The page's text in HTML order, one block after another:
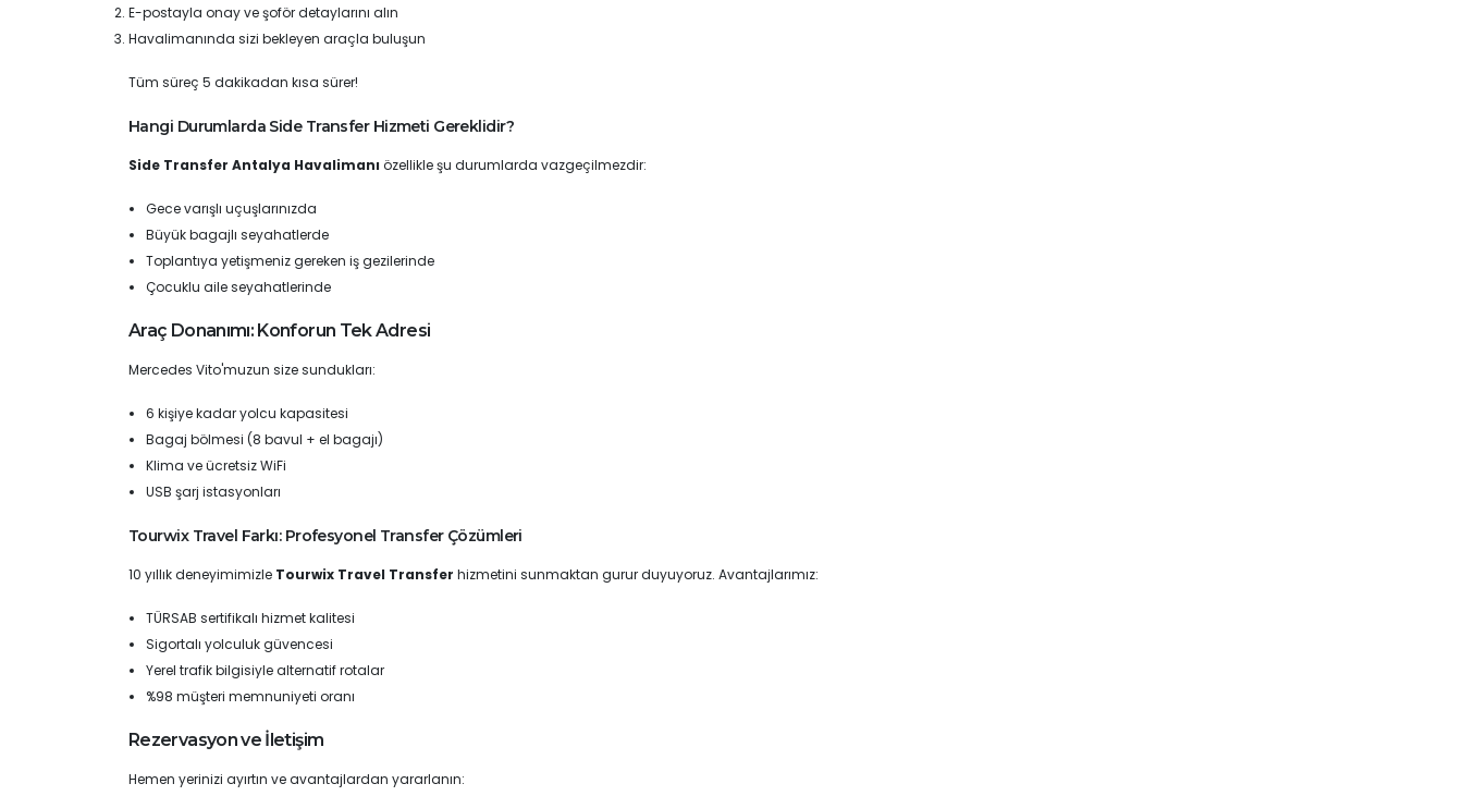
E-postayla onay ve şoför detaylarını alın
Havalimanında sizi bekleyen araçla buluşun
Tüm süreç 5 dakikadan kısa sürer!
Hangi Durumlarda Side Transfer Hizmeti Gereklidir?
Side Transfer Antalya Havalimanı özellikle şu durumlarda vazgeçilmezdir:
Gece varışlı uçuşlarınızda
Büyük bagajlı seyahatlerde
Toplantıya yetişmeniz gereken iş gezilerinde
Çocuklu aile seyahatlerinde
Araç Donanımı: Konforun Tek Adresi
Mercedes Vito'muzun size sundukları:
6 kişiye kadar yolcu kapasitesi
Bagaj bölmesi (8 bavul + el bagajı)
Klima ve ücretsiz WiFi
USB şarj istasyonları
Tourwix Travel Farkı: Profesyonel Transfer Çözümleri
10 yıllık deneyimimizle Tourwix Travel Transfer hizmetini sunmaktan gurur duyuyoruz. Avantajlarımız:
TÜRSAB sertifikalı hizmet kalitesi
Sigortalı yolculuk güvencesi
Yerel trafik bilgisiyle alternatif rotalar
%98 müşteri memnuniyeti oranı
Rezervasyon ve İletişim
Hemen yerinizi ayırtın ve avantajlardan yararlanın: